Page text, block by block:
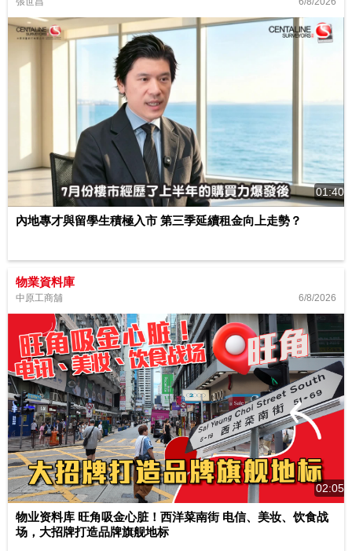
01:40
內地專才與留學生積極入市 第三季延續租金向上走勢？
物業資料庫
中原工商舖 6/8/2026
02:05
物业资料库 旺角吸金心脏！西洋菜南街 电信、美妆、饮食战
场，大招牌打造品牌旗舰地标